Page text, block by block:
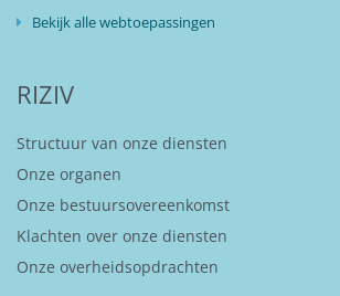
Bekijk alle webtoepassingen
RIZIV
Structuur van onze diensten
Onze organen
Onze bestuursovereenkomst
Klachten over onze diensten
Onze overheidsopdrachten